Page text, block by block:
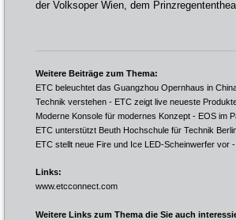
der Volksoper Wien, dem
Weitere Beiträge zum Thema:
ETC beleuchtet das Guangzhou Opernhaus in
Technik verstehen - ETC zeigt live neueste
Moderne Konsole für modernes Konzept - EOS im
ETC unterstützt Beuth Hochschule für Technik
ETC stellt neue Fire und Ice LED-Scheinwerfer vor
Links:
www.etcconnect.com
Weitere Links zum Thema die Sie auch